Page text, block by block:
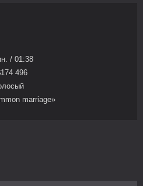
/ 01:38
496
marriage»